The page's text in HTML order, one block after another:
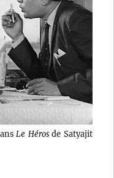
Le Hérosde Satyajit